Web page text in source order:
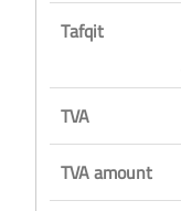
Tafqit
TVA
TVA amount